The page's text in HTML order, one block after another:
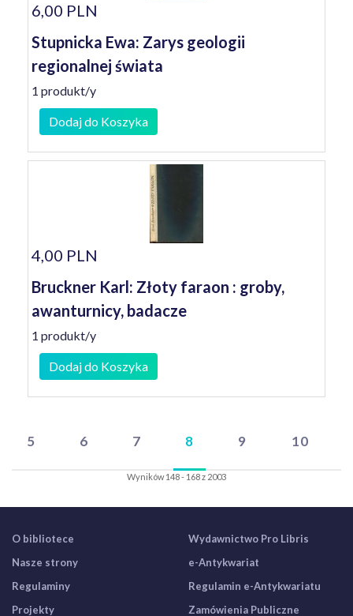
6,00 PLN
Stupnicka Ewa: Zarys geologii
regionalnej świata
1 produkt/y
Dodaj do Koszyka
4,00 PLN
Bruckner Karl: Złoty faraon : groby,
awanturnicy, badacze
1 produkt/y
Dodaj do Koszyka
5 6 7 8 9 10
Wyników 148 - 168 z 2003
O bibliotece
Nasze strony
Regulaminy
Projekty
Wydawnictwo Pro Libris
e-Antykwariat
Regulamin e-Antykwariatu
Zamówienia Publiczne